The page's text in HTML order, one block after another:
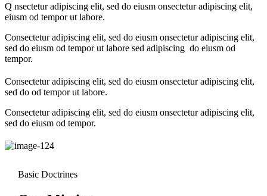
Q nsectetur adipiscing elit, sed do eiusm onsectetur adipiscing elit,
eiusm od tempor ut labore.
Consectetur adipiscing elit, sed do eiusm onsectetur adipiscing elit,
sed do eiusm od tempor ut labore sed adipiscing do eiusm od
tempor.
Consectetur adipiscing elit, sed do eiusm onsectetur adipiscing elit,
sed do od tempor ut labore.
Consectetur adipiscing elit, sed do eiusm onsectetur adipiscing elit,
sed do eiusm od tempor.
Basic Doctrines